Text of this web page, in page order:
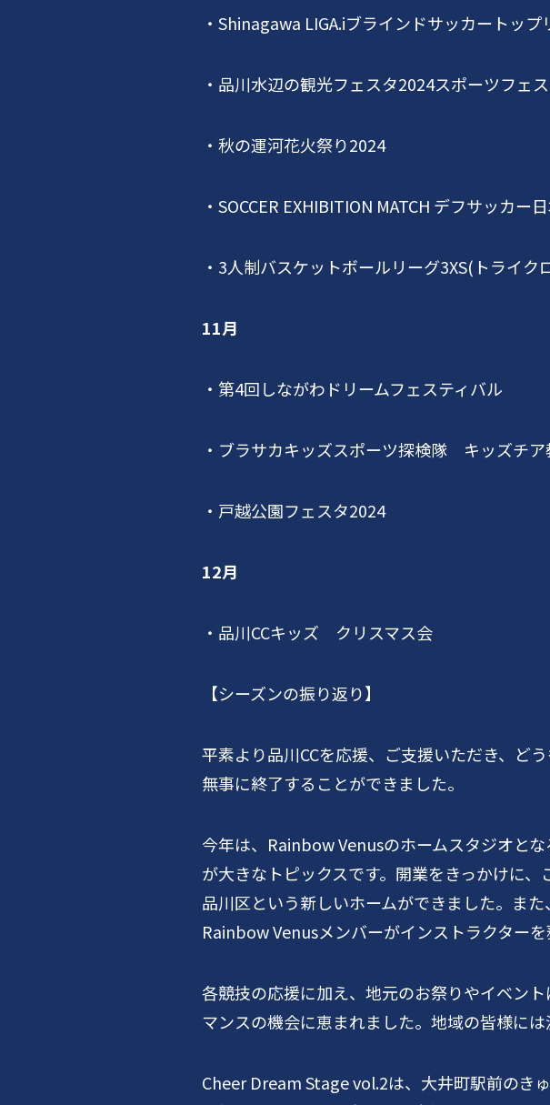
・ Shinagawa LIGA.iブラインドサッカートップ
・品川水辺の観光フェスタ2024スポーツフェ
・秋の運河花火祭り2024
・ SOCCER EXHIBITION MATCH デフサッカー
・ 3人制バスケットボールリーグ3XS( トライク
11月
・第4回しながわドリームフェスティバル
・ブラサカキッズスポーツ探検隊 キッズチア
・戸越公園フェスタ2024
12月
・品川CCキッズ クリスマス会
【シーズンの振り返り】
平素より品川CCを応援、ご支援いただき、ど
無事に終了することができました。
今年は、 Rainbow Venusのホームスタジオと
が大きなトピックスです。開業をきっかけに
品川区という新しいホームができました。ま
Rainbow Venusメンバーがインストラクター
各競技の応援に加え、地元のお祭りやイベン
マンスの機会に恵まれました。地域の皆様に
Cheer Dream Stage vol.2は、大井町駅前のき